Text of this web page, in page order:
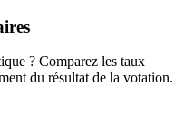
? Comparez les taux
du résultat de la votation.